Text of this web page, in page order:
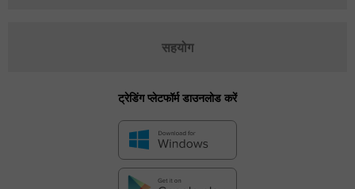
सहयोग
ट्रेडिंग प्लेटफॉर्म डाउनलोड करें